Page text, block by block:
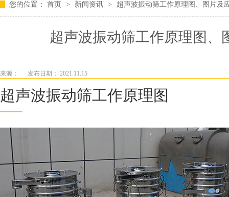
您的位置： 首页 > 新闻资讯 > 超声波振动筛工作原理图、图片及
超声波振动筛工作原理图、
来源： 发布日期： 2021.11.15
超声波振动筛工作原理图